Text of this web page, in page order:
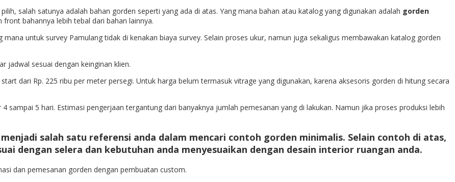
salah satunya adalah bahan gorden seperti yang ada di atas. Yang mana bahan atau katalog yang digunakan adalah gorden
bahannya lebih tebal dari bahan lainnya.
untuk survey Pamulang tidak di kenakan biaya survey. Selain proses ukur, namun juga sekaligus membawakan katalog gorden
jadwal sesuai dengan keinginan klien.
start dari Rp. 225 ribu per meter persegi. Untuk harga belum termasuk vitrage yang digunakan, karena aksesoris gorden di hitung secara
sampai 5 hari. Estimasi pengerjaan tergantung dari banyaknya jumlah pemesanan yang di lakukan. Namun jika proses produksi lebih
salah satu referensi anda dalam mencari contoh gorden minimalis. Selain contoh di atas,
dengan selera dan kebutuhan anda menyesuaikan dengan desain interior ruangan anda.
dan pemesanan gorden dengan pembuatan custom.